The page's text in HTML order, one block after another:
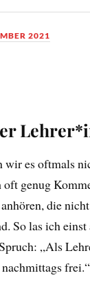
2021
wir es oftmals
genug
die
So las ich einst
„Als
frei.“